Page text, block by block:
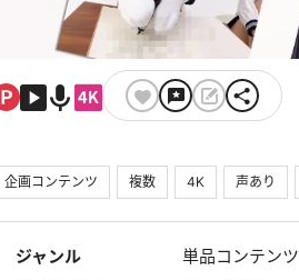
企画コンテンツ 複数 4K 声あり
ジャンル
単品コンテンツ